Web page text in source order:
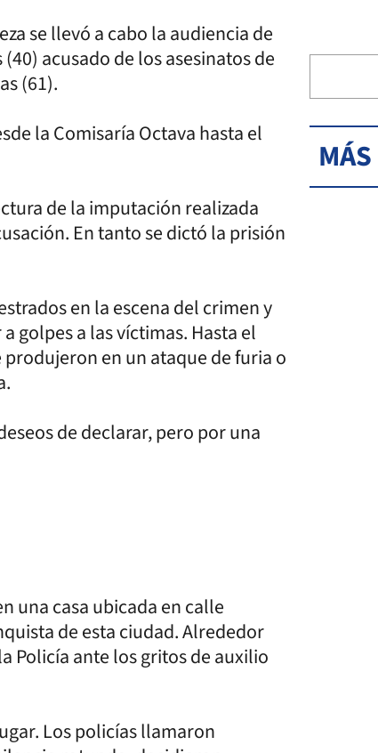
se llevó a cabo la audiencia de
acusado de los asesinatos de
(61).
la Comisaría Octava hasta el
de la imputación realizada
En tanto se dictó la prisión
en la escena del crimen y
golpes a las víctimas. Hasta el
en un ataque de furia o
de declarar, pero por una
una casa ubicada en calle
de esta ciudad. Alrededor
Policía ante los gritos de auxilio
Los policías llamaron